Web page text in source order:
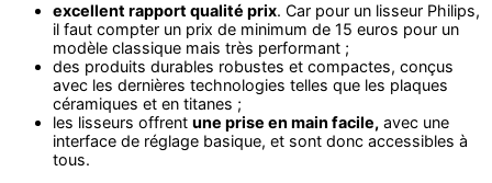
excellent rapport qualité prix. Car pour un lisseur Philips,
il faut compter un prix de minimum de 15 euros pour un
modèle classique mais très performant ;
des produits durables robustes et compactes, conçus
avec les dernières technologies telles que les plaques
céramiques et en titanes ;
les lisseurs offrent une prise en main facile, avec une
interface de réglage basique, et sont donc accessibles à
tous.